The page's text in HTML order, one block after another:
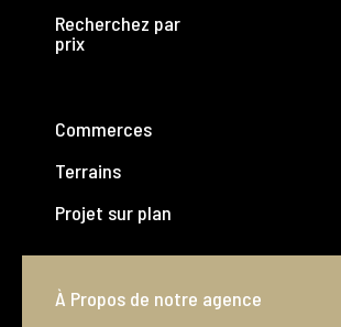
Recherchez par
prix
Commerces
Terrains
Projet sur plan
À Propos de notre agence